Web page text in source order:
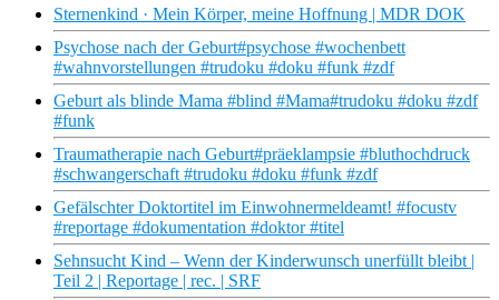
Sternenkind · Mein Körper, meine Hoffnung | MDR DOK
Psychose nach der Geburt#psychose #wochenbett
#wahnvorstellungen #trudoku #doku #funk #zdf
Geburt als blinde Mama #blind #Mama#trudoku #doku #zdf
#funk
Traumatherapie nach Geburt#präeklampsie #bluthochdruck
#schwangerschaft #trudoku #doku #funk #zdf
Gefälschter Doktortitel im Einwohnermeldeamt! #focustv
#reportage #dokumentation #doktor #titel
Sehnsucht Kind – Wenn der Kinderwunsch unerfüllt bleibt |
Teil 2 | Reportage | rec. | SRF